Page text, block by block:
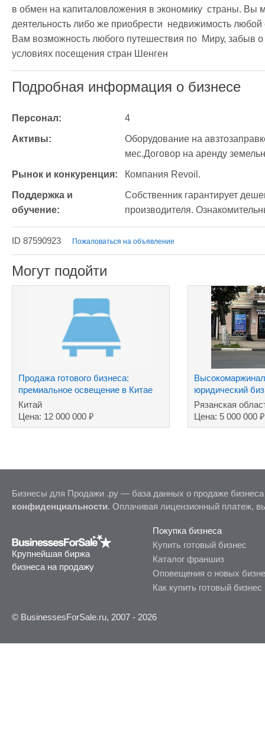
в обмен на капиталовложения в экономику  страны. Вы
деятельность либо же приобрести  недвижимость
Вам возможность любого путешествия по  Миру, забыв
условиях посещения стран Шенген
Подробная информация о бизнесе
Персонал: 4
Активы:
Оборудование на
мес.Договор на аренду
Рынок и конкуренция: Компания Revoil.
Поддержка и
обучение:
Собственник гарантирует
производителя.
ID 87590923 Пожаловаться на объявление
Могут подойти
Продажа готового бизнеса:
премиальное освещение в Китае
Китай
Цена: 12 000 000 ₽
юридический
Рязанская
Цена: 5 000 000₽
Бизнесы для Продажи .ру — база данных о продаже
конфиденциальности. Оплачивая лицензионный платеж,
Крупнейшая биржа
бизнеса на продажу
Покупка бизнеса
Купить готовый бизнес
Каталог франшиз
Оповещения о новых
Как купить готовый бизнес
© BusinessesForSale.ru, 2007 - 2026